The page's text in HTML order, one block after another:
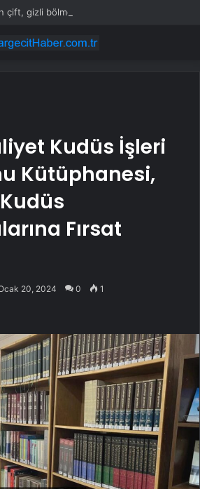
Kudüs İşleri
Kütüphanesi,
Fırsat
20, 2024 0 1